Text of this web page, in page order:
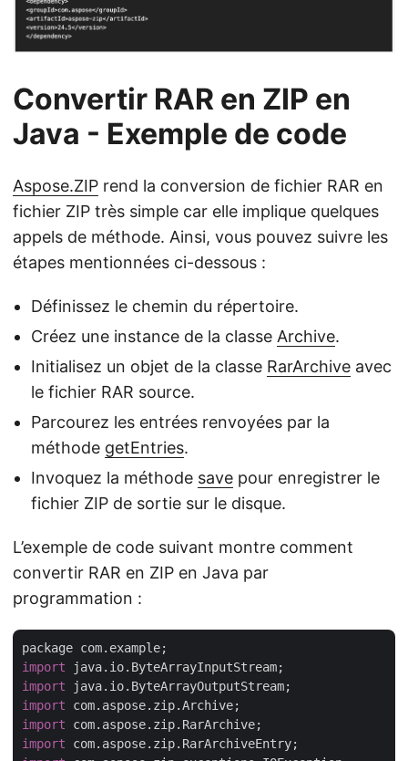
Convertir RAR en ZIP en
Java - Exemple de code
Aspose.ZIP rend la conversion de fichier RAR en
fichier ZIP très simple car elle implique quelques
appels de méthode. Ainsi, vous pouvez suivre les
étapes mentionnées ci-dessous :
Définissez le chemin du répertoire.
Créez une instance de la classe Archive.
Initialisez un objet de la classe RarArchive avec
le fichier RAR source.
Parcourez les entrées renvoyées par la
méthode getEntries.
Invoquez la méthode save pour enregistrer le
fichier ZIP de sortie sur le disque.
L’exemple de code suivant montre comment
convertir RAR en ZIP en Java par
programmation :
import
import
import
import
import